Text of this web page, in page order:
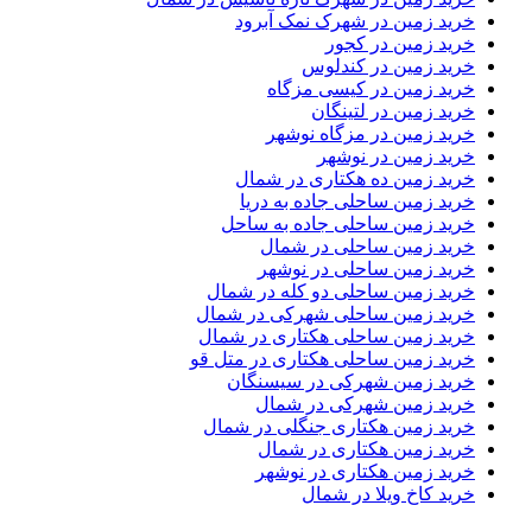
خرید زمین در شهرک نمک آبرود
خرید زمین در کجور
خرید زمین در کندلوس
خرید زمین در کیسی مزگاه
خرید زمین در لتینگان
خرید زمین در مزگاه نوشهر
خرید زمین در نوشهر
خرید زمین ده هکتاری در شمال
خرید زمین ساحلی جاده به دریا
خرید زمین ساحلی جاده به ساحل
خرید زمین ساحلی در شمال
خرید زمین ساحلی در نوشهر
خرید زمین ساحلی دو کله در شمال
خرید زمین ساحلی شهرکی در شمال
خرید زمین ساحلی هکتاری در شمال
خرید زمین ساحلی هکتاری در متل قو
خرید زمین شهرکی در سیسنگان
خرید زمین شهرکی در شمال
خرید زمین هکتاری جنگلی در شمال
خرید زمین هکتاری در شمال
خرید زمین هکتاری در نوشهر
خرید کاخ ویلا در شمال